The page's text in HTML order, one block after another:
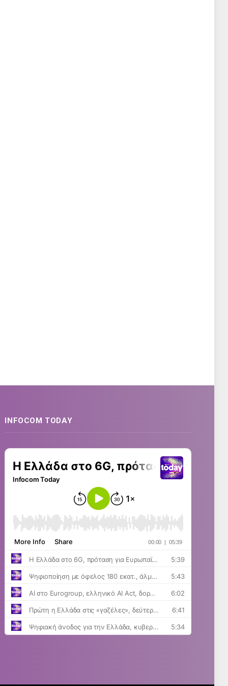
INFOCOM TODAY